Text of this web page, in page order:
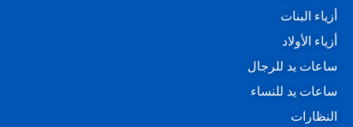
أزياء البنات
أزياء الأولاد
ساعات يد للرجال
ساعات يد للنساء
النظارات